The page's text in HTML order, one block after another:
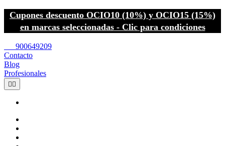
Cupones descuento OCIO10 (10%) y OCIO15 (15%)
en marcas seleccionadas - Clic para condiciones
900649209
Contacto
Blog
Profesionales
 